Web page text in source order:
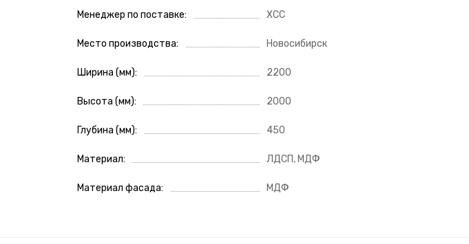
Менеджер по поставке ХСС
Место производства Новосибирск
Ширина (мм) 2200
Высота (мм) 2000
Глубина (мм) 450
Материал ЛДСП, МДФ
Материал фасада МДФ